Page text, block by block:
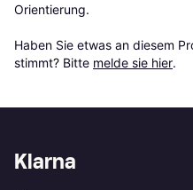
Orientierung.
Haben Sie etwas an diesem
stimmt? Bitte melde sie hier.
Klarna